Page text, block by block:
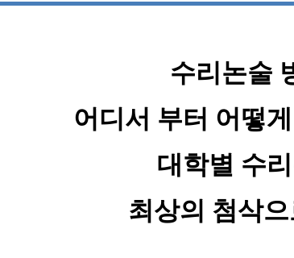
수리논술
어디서 부터 어떻
대학별 수
최상의 첨삭